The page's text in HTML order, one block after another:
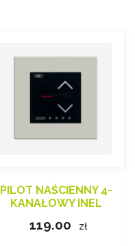
PILOT NAŚCIENNY 4-
KANAŁOWY INEL
119.00 zł